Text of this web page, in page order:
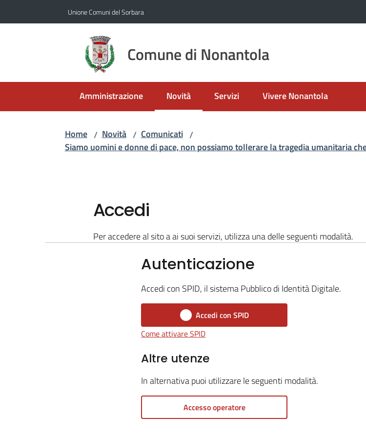
Unione Comuni del Sorbara
Comune di Nonantola
Amministrazione Novità
Menu selezionato
Servizi Vivere Nonantola
Home / Novità / Comunicati /
Siamo uomini e donne di pace, non possiamo tollerare la tragedia umanitaria
Accedi
Per accedere al sito a ai suoi servizi, utilizza una delle seguenti modalità.
Autenticazione
Accedi con SPID, il sistema Pubblico di Identità Digitale.
Accedi con SPID
Come attivare SPID
Altre utenze
In alternativa puoi utilizzare le seguenti modalità.
Accesso operatore